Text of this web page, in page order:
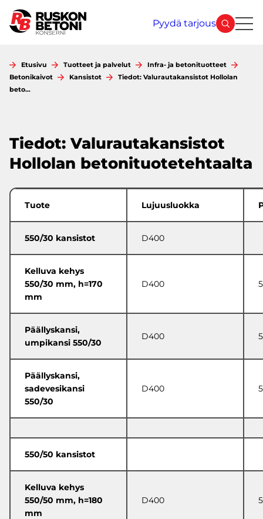
sisältöön
Pyydä tarjous
Etusivu Tuotteet ja palvelut
Infra- ja betonituotteet
Betonikaivot
Kansistot
Tiedot: Valurautakansistot Hollolan
beto…
Tiedot: Valurautakansistot
Hollolan betonituotetehtaalta
Tuote Lujuusluokka
550/30 kansistot D400
Kelluva kehys
550/30 mm, h=170
mm
D400
Päällyskansi,
umpikansi 550/30
D400
Päällyskansi,
sadevesikansi
550/30
D400
550/50 kansistot
Kelluva kehys
550/50 mm, h=180
mm
D400